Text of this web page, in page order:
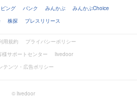
ング バンク みんかぶ
みんかぶChoice
株探 プレスリリース
用規約
プライバシーポリシー
サポートセンター
livedoor
テンツ・広告ポリシー
© livedoor